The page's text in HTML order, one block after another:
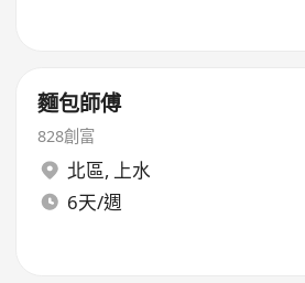
麵包師傅
828創富
北區, 上水
6天/週